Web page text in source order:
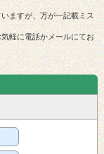
ますが、万が一記載ミス
軽に電話かメールにてお